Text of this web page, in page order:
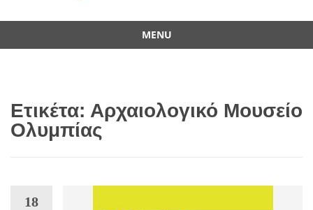
MENU
Ετικέτα: Αρχαιολογικό Μουσείο
Ολυμπίας
18